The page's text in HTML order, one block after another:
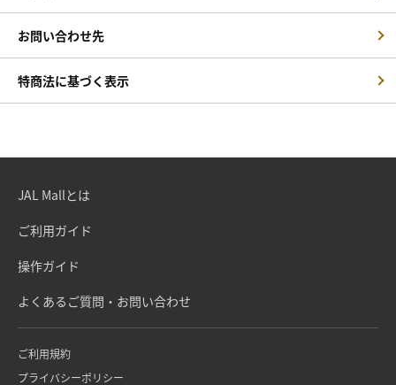
お問い合わせ先
特商法に基づく表示
JAL Mallとは
ご利用ガイド
操作ガイド
よくあるご質問・お問い合わせ
ご利用規約
プライバシーポリシー